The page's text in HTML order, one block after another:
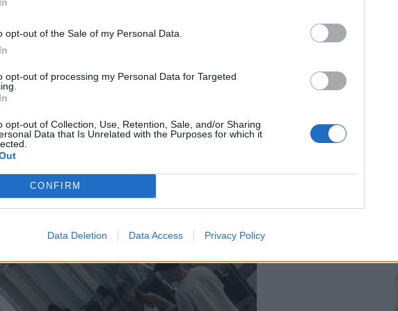
opt-out of the Sale of my Personal Data.
opt-out of processing my Personal Data for Targeted
opt-out of Collection, Use, Retention, Sale, and/or Sharing
Data that Is Unrelated with the Purposes for which it
CONFIRM
Data Deletion Data Access Privacy Policy
πάρα πολύ καλά μεταξύ τους και
ζωή της Ιωάννας Τούνη είναι οκ,
ο Θοδωρής Ρακιντζής ο